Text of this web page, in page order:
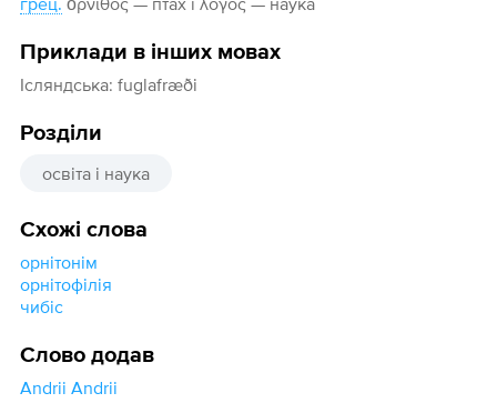
Приклади в інших мовах
Ісляндська: fuglafræði
Розділи
освіта і наука
Схожі слова
орнітонім
орнітофілія
чибіс
Слово додав
Andrii Andrii